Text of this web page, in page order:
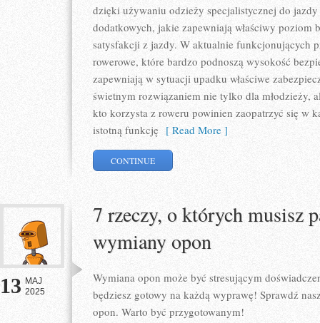
dzięki używaniu odzieży specjalistycznej do
dodatkowych, jakie zapewniają właściwy poziom
satysfakcji z jazdy. W aktualnie funkcjonujących
rowerowe, które bardzo podnoszą wysokość
zapewniają w sytuacji upadku właściwe
świetnym rozwiązaniem nie tylko dla młodzieży,
kto korzysta z roweru powinien zaopatrzyć się w
istotną funkcję [ Read More ]
CONTINUE
13 MAJ
2025
7 rzeczy, o których musisz
wymiany opon
Wymiana opon może być stresującym
będziesz gotowy na każdą wyprawę! Sprawdź
opon. Warto być przygotowanym!